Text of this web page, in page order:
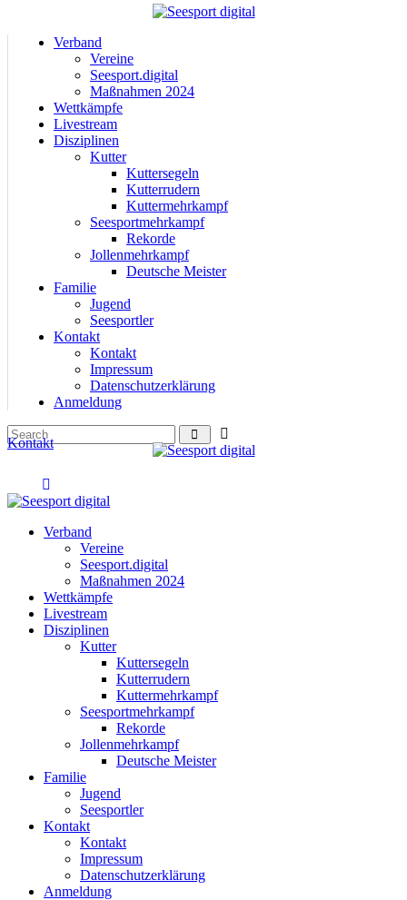
Verband
Vereine
Seesport.digital
Maßnahmen 2024
Wettkämpfe
Livestream
Disziplinen
Kutter
Kuttersegeln
Kutterrudern
Kuttermehrkampf
Seesportmehrkampf
Rekorde
Jollenmehrkampf
Deutsche Meister
Familie
Jugend
Seesportler
Kontakt
Kontakt
Impressum
Datenschutzerklärung
Anmeldung
Kontakt
Verband
Vereine
Seesport.digital
Maßnahmen 2024
Wettkämpfe
Livestream
Disziplinen
Kutter
Kuttersegeln
Kutterrudern
Kuttermehrkampf
Seesportmehrkampf
Rekorde
Jollenmehrkampf
Deutsche Meister
Familie
Jugend
Seesportler
Kontakt
Kontakt
Impressum
Datenschutzerklärung
Anmeldung